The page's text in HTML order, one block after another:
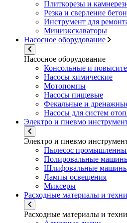
Плиткорезы и
Резка и сверление
Инструмент для
Миниэкскаваторы
Насосное оборудование
Насосное оборудование
Консольные и
Насосы химические
Мотопомпы
Насосы пищевые
Фекальные и
Насосы для систем
Электро и пневмо
Электро и пневмо
Пылесос
Полировальные
Шлифовальные
Лампы освещения
Миксеры
Расходные материалы и
Расходные материалы и